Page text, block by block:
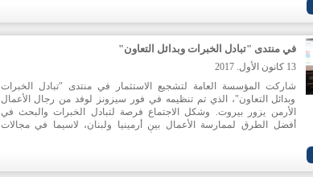
في منتدى "تبادل الخبرات وبدائل التعاون"
13 كانون الأول. 2017
شاركت المؤسسة العامة لتشجيع الاستثمار في منتدى "تبادل الخبرات
وبدائل التعاون"، الذي تم تنظيمه في فور سيزونز لوفد من رجال الأعمال
الأرمن يزور بيروت. وشكل الاجتماع فرصة لتبادل الخبرات والبحث في
أفضل الطرق لممارسة الأعمال بين أرمينيا ولبنان، لاسيما في مجالات